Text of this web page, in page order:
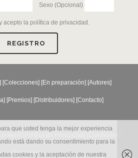
Sexo (Opcional)
acepto la política de privacidad .
] [Colecciones] [En preparación] [Autores]
] [Premios] [Distribuidores] [Contacto]
Generales ]
que usted tenga la mejor experiencia
está dando su consentimiento para la
cookies y la aceptación de nuestra